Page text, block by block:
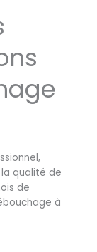
qualité de
de
à